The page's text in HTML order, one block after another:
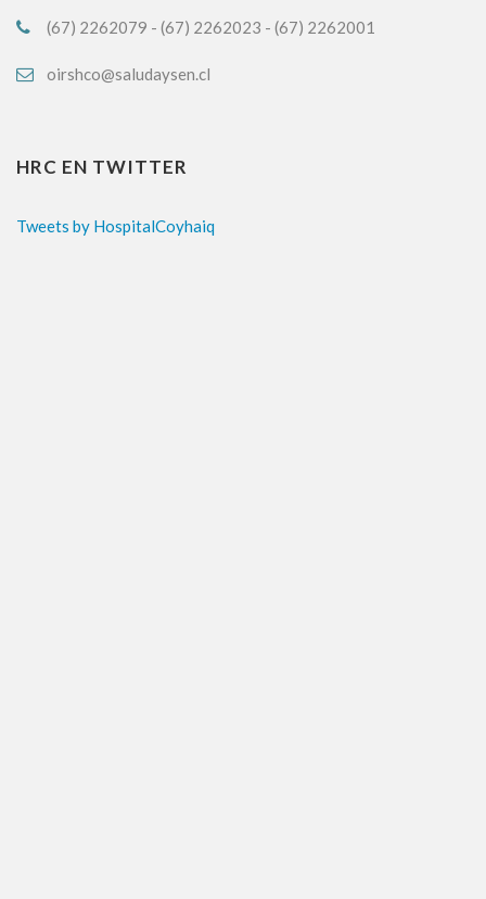
(67) 2262079 - (67) 2262023 - (67) 2262001
oirshco@saludaysen.cl
HRC EN TWITTER
Tweets by HospitalCoyhaiq